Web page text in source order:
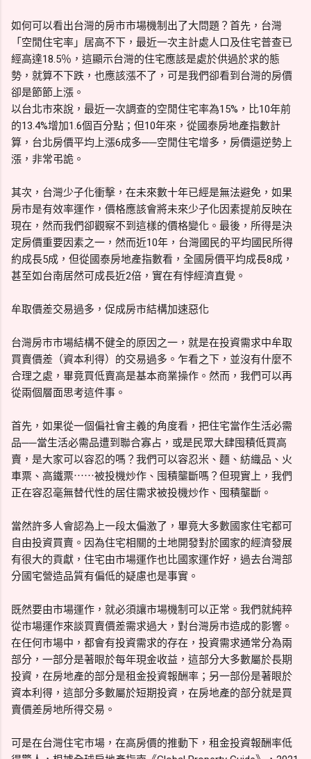
如何可以看出台灣的房市市場機制出了大問題？首先，台灣
「空閒住宅率」居高不下，最近一次主計處人口及住宅普查已
經高達18.5％，這顯示台灣的住宅應該是處於供過於求的態
勢，就算不下跌，也應該漲不了，可是我們卻看到台灣的房價
卻是節節上漲。
以台北市來說，最近一次調查的空閒住宅率為15%，比10年前
的13.4%增加1.6個百分點；但10年來，從國泰房地產指數計
算，台北房價平均上漲6成多──空閒住宅增多，房價還逆勢上
漲，非常弔詭。
其次，台灣少子化衝擊，在未來數十年已經是無法避免，如果
房市是有效率運作，價格應該會將未來少子化因素提前反映在
現在，然而我們卻觀察不到這樣的價格變化。最後，所得是決
定房價重要因素之一，然而近10年，台灣國民的平均國民所得
約成長5成，但從國泰房地產指數看，全國房價平均成長8成，
甚至如台南居然可成長近2倍，實在有悖經濟直覺。
牟取價差交易過多，促成房市結構加速惡化
台灣房市市場結構不健全的原因之一，就是在投資需求中牟取
買賣價差（資本利得）的交易過多。乍看之下，並沒有什麼不
合理之處，畢竟買低賣高是基本商業操作。然而，我們可以再
從兩個層面思考這件事。
首先，如果從一個偏社會主義的角度看，把住宅當作生活必需
品──當生活必需品遭到聯合寡占，或是民眾大肆囤積低買高
賣，是大家可以容忍的嗎？我們可以容忍米、麵、紡織品、火
車票、高鐵票⋯⋯被投機炒作、囤積壟斷嗎？但現實上，我們
正在容忍毫無替代性的居住需求被投機炒作、囤積壟斷。
當然許多人會認為上一段太偏激了，畢竟大多數國家住宅都可
自由投資買賣。因為住宅相關的土地開發對於國家的經濟發展
有很大的貢獻，住宅由市場運作也比國家運作好，過去台灣部
分國宅營造品質有偏低的疑慮也是事實。
既然要由市場運作，就必須讓市場機制可以正常。我們就純粹
從市場運作來談買賣價差需求過大，對台灣房市造成的影響。
在任何市場中，都會有投資需求的存在，投資需求通常分為兩
部分，一部分是著眼於每年現金收益，這部分大多數屬於長期
投資，在房地產的部分是租金投資報酬率；另一部份是著眼於
資本利得，這部分多數屬於短期投資，在房地產的部分就是買
賣價差房地所得交易。
可是在台灣住宅市場，在高房價的推動下，租金投資報酬率低